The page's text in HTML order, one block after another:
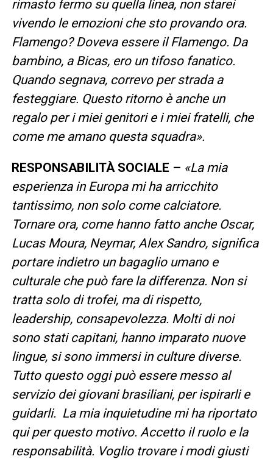
rimasto fermo su quella linea, non starei
vivendo le emozioni che sto provando ora.
Flamengo? Doveva essere il Flamengo. Da
bambino, a Bicas, ero un tifoso fanatico.
Quando segnava, correvo per strada a
festeggiare. Questo ritorno è anche un
regalo per i miei genitori e i miei fratelli, che
come me amano questa squadra».
RESPONSABILITÀ SOCIALE – «La mia
esperienza in Europa mi ha arricchito
tantissimo, non solo come calciatore.
Tornare ora, come hanno fatto anche Oscar,
Lucas Moura, Neymar, Alex Sandro, significa
portare indietro un bagaglio umano e
culturale che può fare la differenza. Non si
tratta solo di trofei, ma di rispetto,
leadership, consapevolezza. Molti di noi
sono stati capitani, hanno imparato nuove
lingue, si sono immersi in culture diverse.
Tutto questo oggi può essere messo al
servizio dei giovani brasiliani, per ispirarli e
guidarli. La mia inquietudine mi ha riportato
qui per questo motivo. Accetto il ruolo e la
responsabilità. Voglio trovare i modi giusti